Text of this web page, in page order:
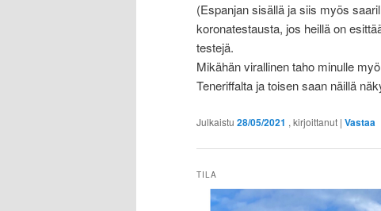
(Espanjan sisällä ja siis myös
koronatestausta, jos heillä on
testejä.
Mikähän virallinen taho minulle
Teneriffalta ja toisen saan näillä
Julkaistu 28/05/2021 , kirjoittanut | Vastaa
TILA